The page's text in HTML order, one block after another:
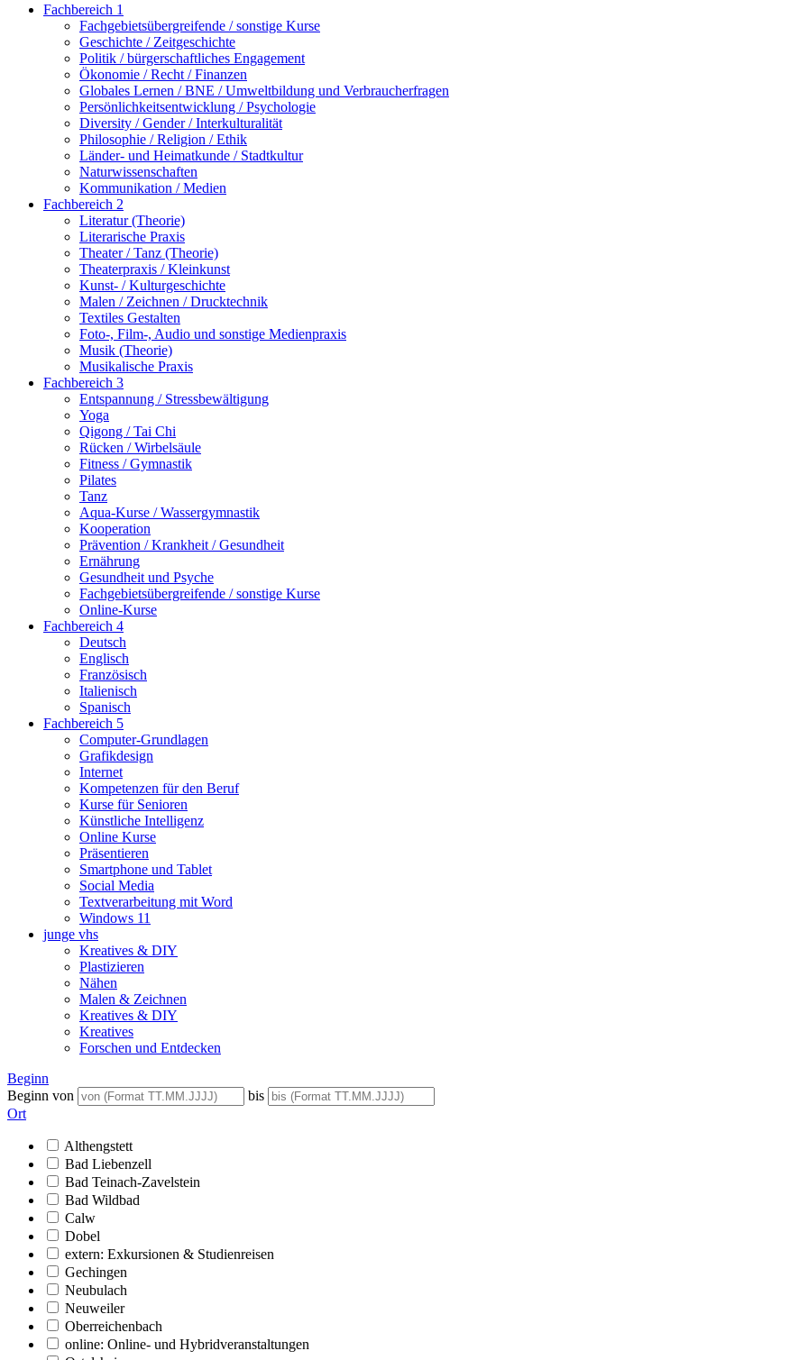
Fachbereich 1
Fachgebietsübergreifende / sonstige Kurse
Geschichte / Zeitgeschichte
Politik / bürgerschaftliches Engagement
Ökonomie / Recht / Finanzen
Globales Lernen / BNE / Umweltbildung und Verbraucherfragen
Persönlichkeitsentwicklung / Psychologie
Diversity / Gender / Interkulturalität
Philosophie / Religion / Ethik
Länder- und Heimatkunde / Stadtkultur
Naturwissenschaften
Kommunikation / Medien
Fachbereich 2
Literatur (Theorie)
Literarische Praxis
Theater / Tanz (Theorie)
Theaterpraxis / Kleinkunst
Kunst- / Kulturgeschichte
Malen / Zeichnen / Drucktechnik
Textiles Gestalten
Foto-, Film-, Audio und sonstige Medienpraxis
Musik (Theorie)
Musikalische Praxis
Fachbereich 3
Entspannung / Stressbewältigung
Yoga
Qigong / Tai Chi
Rücken / Wirbelsäule
Fitness / Gymnastik
Pilates
Tanz
Aqua-Kurse / Wassergymnastik
Kooperation
Prävention / Krankheit / Gesundheit
Ernährung
Gesundheit und Psyche
Fachgebietsübergreifende / sonstige Kurse
Online-Kurse
Fachbereich 4
Deutsch
Englisch
Französisch
Italienisch
Spanisch
Fachbereich 5
Computer-Grundlagen
Grafikdesign
Internet
Kompetenzen für den Beruf
Kurse für Senioren
Künstliche Intelligenz
Online Kurse
Präsentieren
Smartphone und Tablet
Social Media
Textverarbeitung mit Word
Windows 11
junge vhs
Kreatives & DIY
Plastizieren
Nähen
Malen & Zeichnen
Kreatives & DIY
Kreatives
Forschen und Entdecken
Beginn
Beginn von
bis
Ort
Althengstett
Bad Liebenzell
Bad Teinach-Zavelstein
Bad Wildbad
Calw
Dobel
extern: Exkursionen & Studienreisen
Gechingen
Neubulach
Neuweiler
Oberreichenbach
online: Online- und Hybridveranstaltungen